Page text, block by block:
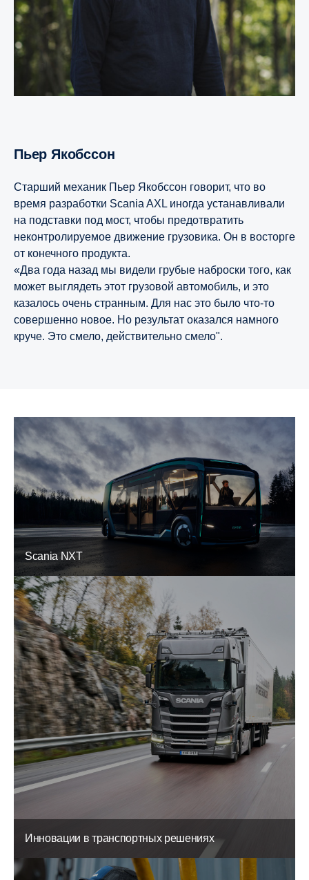
Пьер Якобссон
Старший механик Пьер Якобссон говорит, что во
время разработки Scania AXL иногда устанавливали
на подставки под мост, чтобы предотвратить
неконтролируемое движение грузовика. Он в восторге
от конечного продукта.
«Два года назад мы видели грубые наброски того, как
может выглядеть этот грузовой автомобиль, и это
казалось очень странным. Для нас это было что-то
совершенно новое. Но результат оказался намного
круче. Это смело, действительно смело".
Scania NXT
Инновации в транспортных решениях